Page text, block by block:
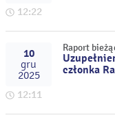
12:22
10
gru
2025
12:11
Raport
członka